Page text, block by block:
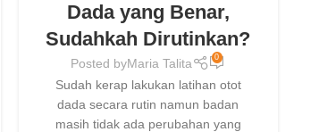
Dada yang Benar,
Sudahkah Dirutinkan?
Posted byMaria Talita 0
Sudah kerap lakukan latihan otot
dada secara rutin namun badan
masih tidak ada perubahan yang